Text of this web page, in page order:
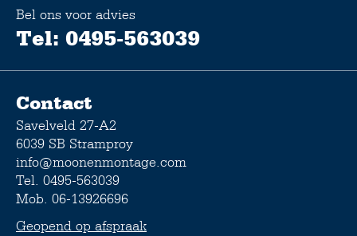
Bel ons voor advies
Tel: 0495-563039
Contact
Savelveld 27-A2
6039 SB Stramproy
info@moonenmontage.com
Tel. 0495-563039
Mob. 06-13926696
Geopend op afspraak